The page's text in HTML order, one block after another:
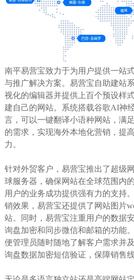
南平易营宝致力于为用户提供一站
与推广解决方案。易营宝自助建站
视化的编辑器并提供上百个预设样
建自己的网站。系统搭载谷歌AI神
言，可以一键翻译小语种网站，满
的需求，实现海外本地化营销，提
力。
针对外贸客户，易营宝推出了超级
球服务器，确保网站在全球范围内
用户的业务成功提供强有力的支持
销效果，易营宝还提供了网站图片
站。同时，易营宝注重用户的数据
询盘加密和同步微信和邮箱的功能
便管理员随时随地了解客户需求并
询盘数据加密短信验证，保障销售